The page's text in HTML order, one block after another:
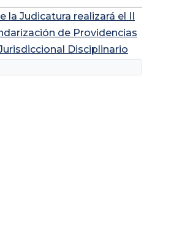
la Judicatura realizará el II
de Providencias
Disciplinario